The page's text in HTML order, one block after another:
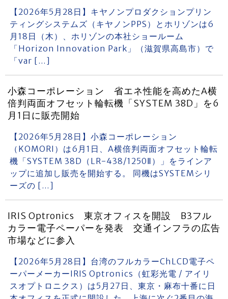
【2026年5月28日】キヤノンプロダクションプリン
ティングシステムズ（キヤノンPPS）とホリゾンは6
月18日（木）、ホリゾンの本社ショールーム
「Horizon Innovation Park」（滋賀県高島市）で
「var […]
小森コーポレーション 省エネ性能を高めたA横
倍判両面オフセット輪転機「SYSTEM 38D」を6
月1日に販売開始
【2026年5月28日】小森コーポレーション
（KOMORI）は6月1日、A横倍判両面オフセット輪転
機「SYSTEM 38D（LR-438/1250Ⅱ）」をラインア
ップに追加し販売を開始する。 同機はSYSTEMシリ
ーズの […]
IRIS Optronics 東京オフィスを開設 B3フル
カラー電子ペーパーを発表 交通インフラの広告
市場などに参入
【2026年5月28日】台湾のフルカラーChLCD電子ペ
ーパーメーカーIRIS Optronics（虹彩光電 / アイリ
スオプトロニクス）は5月27日、東京・麻布十番に日